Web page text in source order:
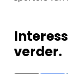
verder.